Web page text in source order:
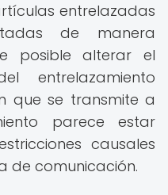
entrelazadas
de manera
posible alterar el
entrelazamiento
que se transmite a
parece estar
causales
de comunicación.